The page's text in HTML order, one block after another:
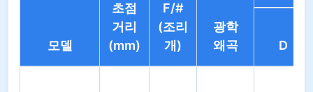
모델
초점
거리
(mm)
F/#
(조리
개)
광학
왜곡
D